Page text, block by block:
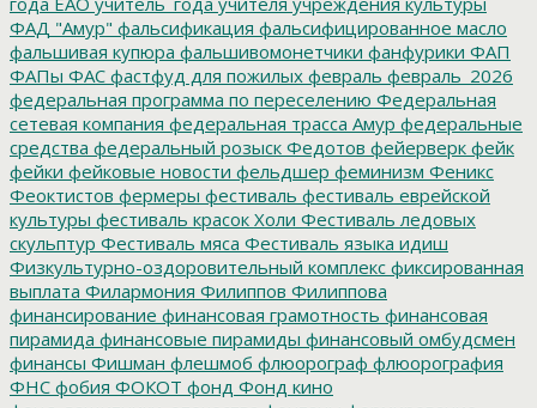
ФАД "Амур" фальсификация фальсифицированное масло
фальшивая купюра фальшивомонетчики фанфурики ФАП
ФАПы ФАС фастфуд для пожилых февраль февраль_2026
федеральная программа по переселению Федеральная
сетевая компания федеральная трасса Амур федеральные
средства федеральный розыск Федотов фейерверк фейк
фейки фейковые новости фельдшер феминизм Феникс
Феоктистов фермеры фестиваль фестиваль еврейской
культуры фестиваль красок Холи Фестиваль ледовых
скульптур Фестиваль мяса Фестиваль языка идиш
Физкультурно-оздоровительный комплекс фиксированная
выплата Филармония Филиппов Филиппова
финансирование финансовая грамотность финансовая
пирамида финансовые пирамиды финансовый омбудсмен
финансы Фишман флешмоб флюорограф флюорография
ФНС фобия ФОКОТ фонд Фонд кино